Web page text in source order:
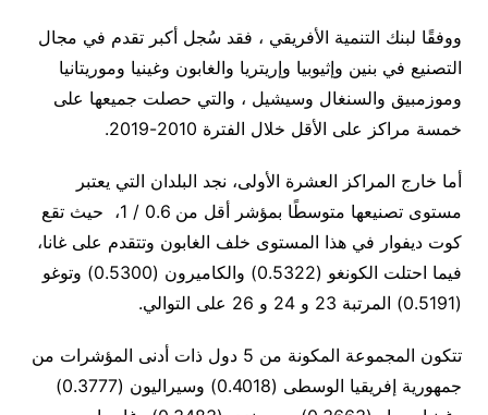
ووفقًا لبنك التنمية الأفريقي ، فقد سُجل أكبر تقدم في مجال
التصنيع في بنين وإثيوبيا وإريتريا والغابون وغينيا وموريتانيا
وموزمبيق والسنغال وسيشيل ، والتي حصلت جميعها على
خمسة مراكز على الأقل خلال الفترة 2010-2019.
أما خارج المراكز العشرة الأولى، نجد البلدان التي يعتبر
مستوى تصنيعها متوسطًا بمؤشر أقل من 0.6 / 1، حيث تقع
كوت ديفوار في هذا المستوى خلف الغابون وتتقدم على غانا،
فيما احتلت الكونغو (0.5322) والكاميرون (0.5300) وتوغو
(0.5191) المرتبة 23 و 24 و 26 على التوالي.
تتكون المجموعة المكونة من 5 دول ذات أدنى المؤشرات من
جمهورية إفريقيا الوسطى (0.4018) وسيراليون (0.3777)